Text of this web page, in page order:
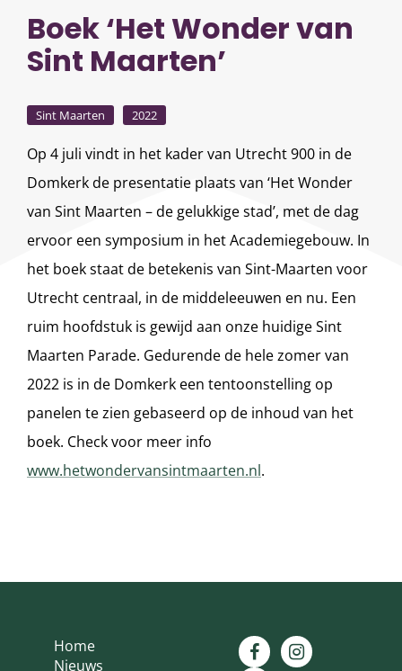
Boek ‘Het Wonder van
Sint Maarten’
Sint Maarten 2022
Op 4 juli vindt in het kader van Utrecht 900 in de
Domkerk de presentatie plaats van ‘Het Wonder
van Sint Maarten – de gelukkige stad’, met de dag
ervoor een symposium in het Academiegebouw. In
het boek staat de betekenis van Sint-Maarten voor
Utrecht centraal, in de middeleeuwen en nu. Een
ruim hoofdstuk is gewijd aan onze huidige Sint
Maarten Parade. Gedurende de hele zomer van
2022 is in de Domkerk een tentoonstelling op
panelen te zien gebaseerd op de inhoud van het
boek. Check voor meer info
www.hetwondervansintmaarten.nl.
Home
Nieuws